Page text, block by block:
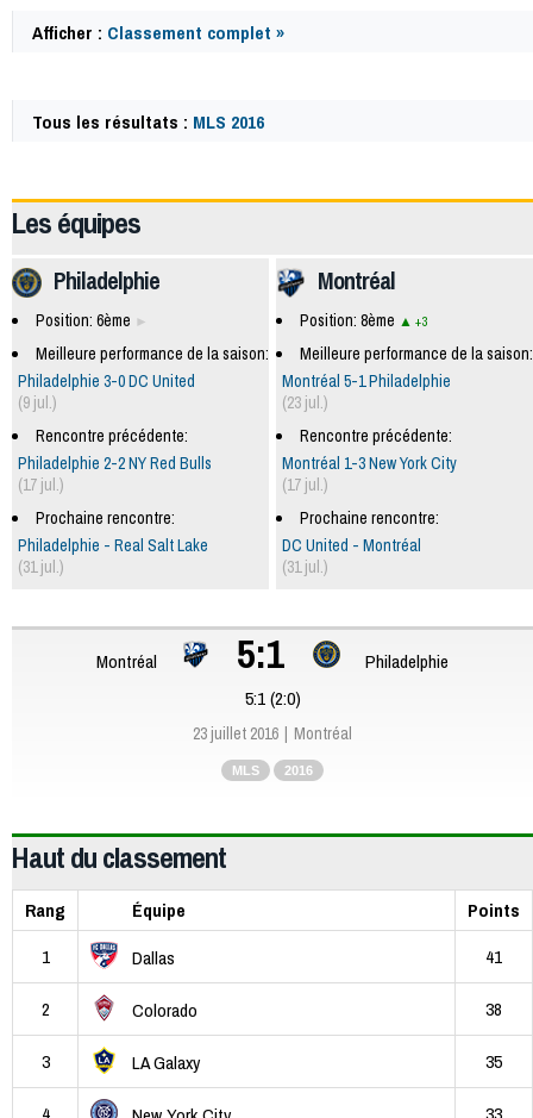
Afficher : Classement complet »
Tous les résultats : MLS 2016
Les équipes
Montréal
Position: 8ème +3
Meilleure performance de la saison:
Montréal 5-1 Philadelphie
(23 jul.)
Rencontre précédente:
Montréal 1-3 New York City
(17 jul.)
Prochaine rencontre:
DC United - Montréal
(31 jul.)
Philadelphie
Position: 6ème
Meilleure performance de la saison:
Philadelphie 3-0 DC United
(9 jul.)
Rencontre précédente:
Philadelphie 2-2 NY Red Bulls
(17 jul.)
Prochaine rencontre:
Philadelphie - Real Salt Lake
(31 jul.)
Montréal 5:1
Philadelphie
5:1 (2:0)
23 juillet 2016 Montréal
MLS 2016
Haut du classement
Rang Équipe
Points
1
Dallas 41
2 Colorado 38
3 LA Galaxy 35